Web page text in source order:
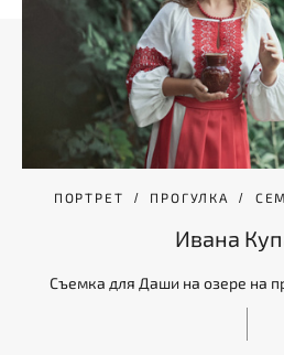
ПОРТРЕТ ПРОГУЛКА
Ивана
Съемка для Даши на озере на